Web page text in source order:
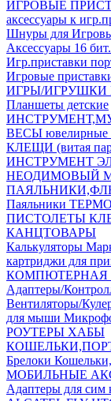
ИГРОВЫЕ
аксесcуары к
Шнуры для
Аксессуары 16 бит.
Игр.приставки
Игровые
ИГРЫ/ИГРУШКИ
Планшеты детские
ВЕСЫ ювелирные
КЛЕЩИ (витая
ИНСТРУМЕНТ
НЕОДИМОВЫЙ
Паяльники
ПИСТОЛЕТЫ
КАНЦТОВАРЫ
Калькуляторы
картриджи для
КОМПЮТЕРНАЯ
Адаптеры/
Вентиляторы/
для мыши
РОУТЕРЫ ХАБЫ
Брелоки
МОБИЛЬНЫЕ
Адаптеры для сим